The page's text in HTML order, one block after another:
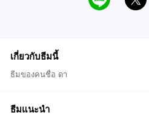
เกี่ยวกับธีมนี้
ธีมของคนชื่อ ดา
ธีมแนะนำ